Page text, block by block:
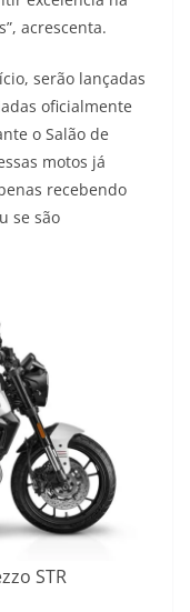
acrescenta.
serão lançadas
oficialmente
o Salão de
motos já
recebendo
se são
STR